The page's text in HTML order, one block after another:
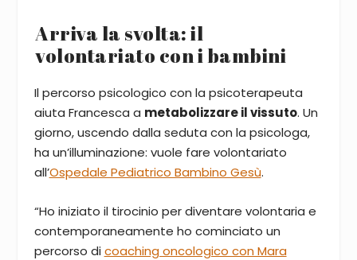
Arriva la svolta: il
volontariato con i bambini
Il percorso psicologico con la psicoterapeuta
aiuta Francesca a metabolizzare il vissuto. Un
giorno, uscendo dalla seduta con la psicologa,
ha un’illuminazione: vuole fare volontariato
all’Ospedale Pediatrico Bambino Gesù.
“Ho iniziato il tirocinio per diventare volontaria e
contemporaneamente ho cominciato un
percorso dicoaching oncologico con Mara